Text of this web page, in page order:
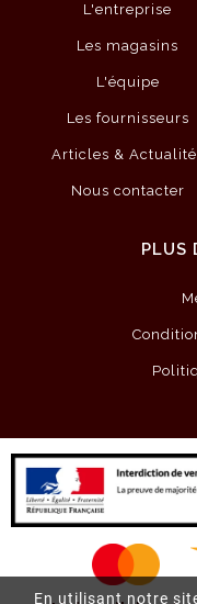
En utilisant notre
L'entreprise
Les magasins
L'équipe
Les fournisseurs
Articles &
Nous contacter
PLUS